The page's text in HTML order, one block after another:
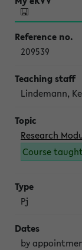
209539
Lindemann,
Research
Course
Pj
by